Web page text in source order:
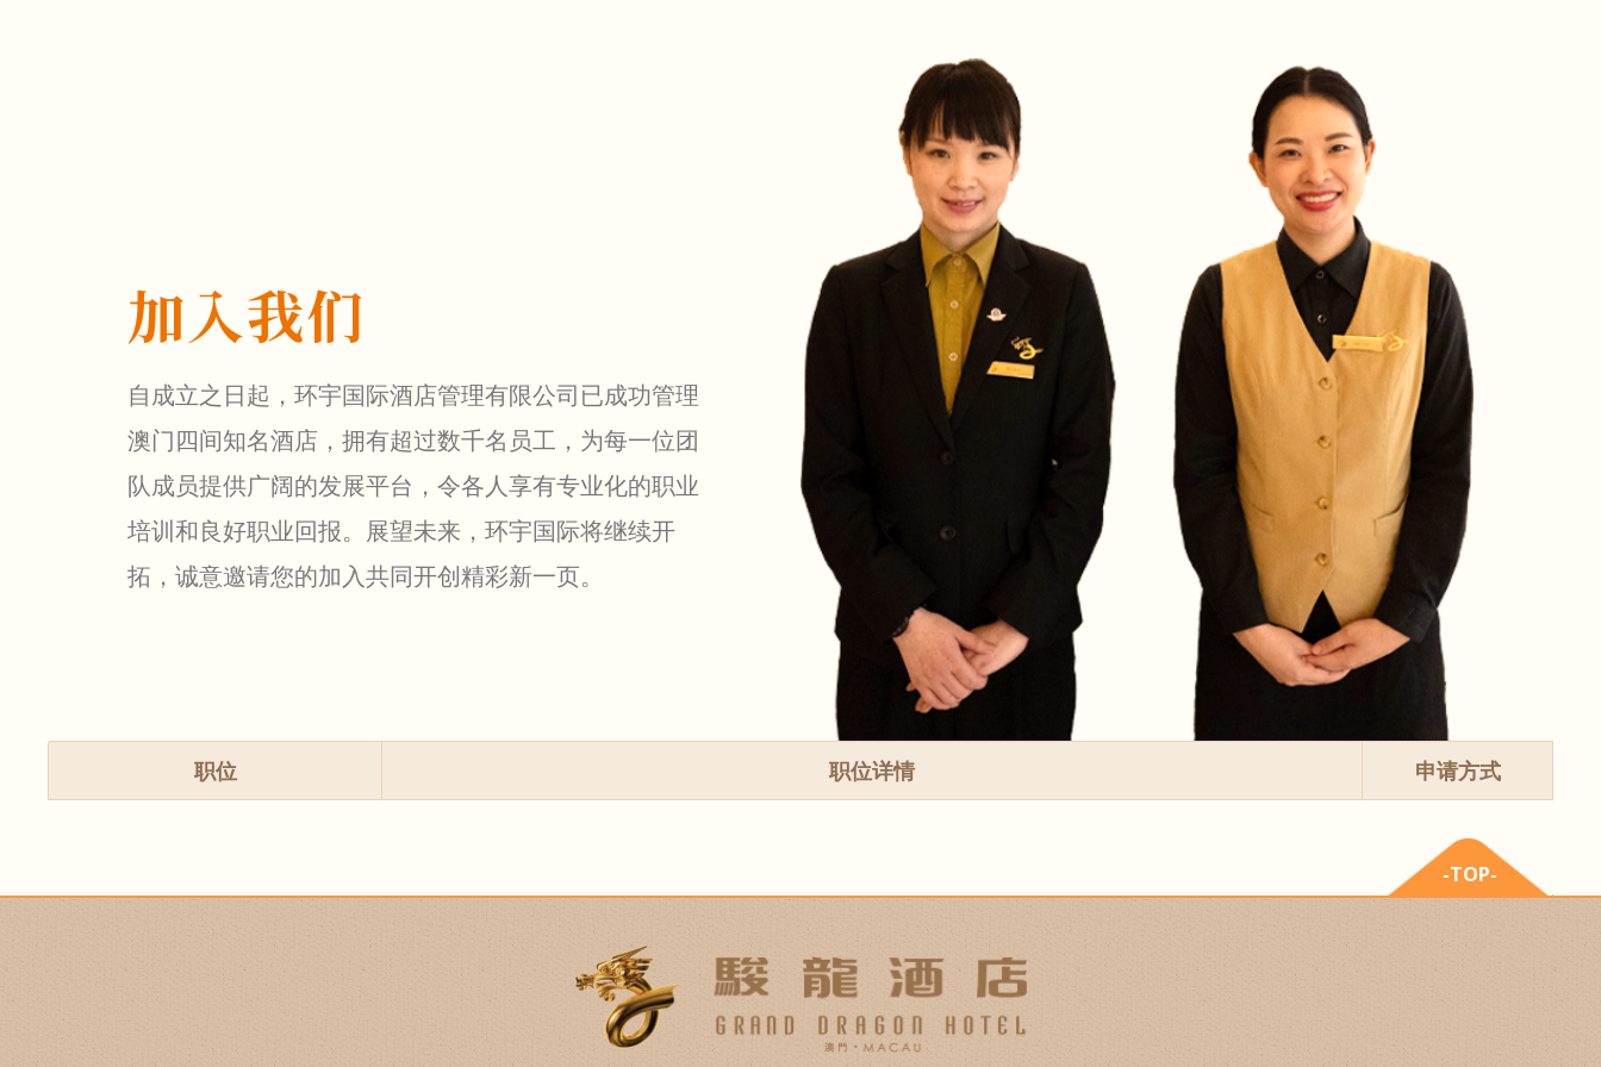
加入我们
自成立之日起，环宇国际酒店管理有限公司已成功管理
澳门四间知名酒店，拥有超过数千名员工，为每一位团
队成员提供广阔的发展平台，令各人享有专业化的职业
培训和良好职业回报。展望未来，环宇国际将继续开
拓，诚意邀请您的加入共同开创精彩新一页。
职位 职位详情 申请方式
-TOP-